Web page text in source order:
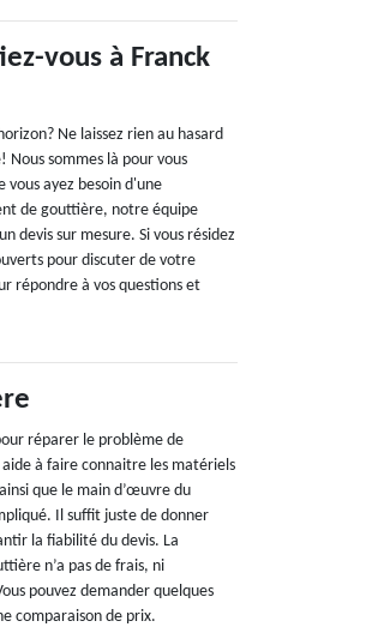
vous à Franck
Ne laissez rien au hasard
Nous sommes là pour vous
ayez besoin d'une
de gouttière, notre équipe
devis sur mesure. Si vous résidez
pour discuter de votre
répondre à vos questions et
réparer le problème de
à faire connaitre les matériels
que le main d’œuvre du
Il suffit juste de donner
la fiabilité du devis. La
n’a pas de frais, ni
pouvez demander quelques
comparaison de prix.